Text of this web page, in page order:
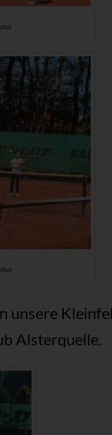
unsere
Alsterquelle.